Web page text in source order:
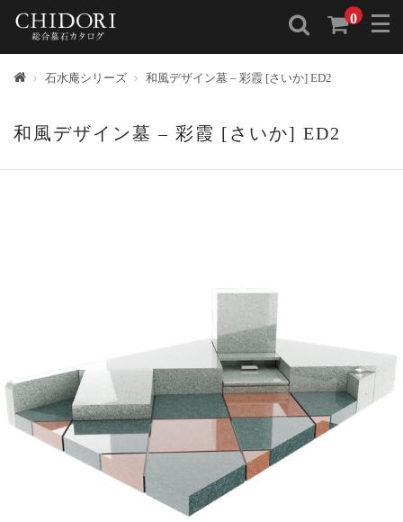
0
トップ石水庵シリーズ 和風デザイン墓 – 彩霞 [さいか] ED2
和風デザイン墓 – 彩霞 [さいか] ED2